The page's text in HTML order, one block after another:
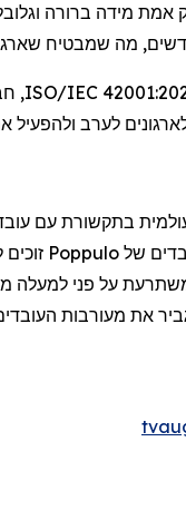
אמת מידה ברורה
, מה שמבטיח
לערב ולהפעיל
בתקשורת עם
של Poppulo זוכים
על פני למעלה מ-
את מעורבות